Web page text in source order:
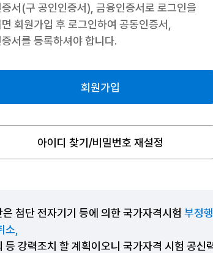
서(구 공인인증서), 금융인증서로 로그인을
회원가입 후 로그인하여 공동인증서,
서를 등록하셔야 합니다.
회원가입
아이디 찾기/비밀번호 재설정
첨단 전자기기 등에 의한 국가자격시험 부정
소,
등 강력조치 할 계획이오니 국가자격 시험 공신